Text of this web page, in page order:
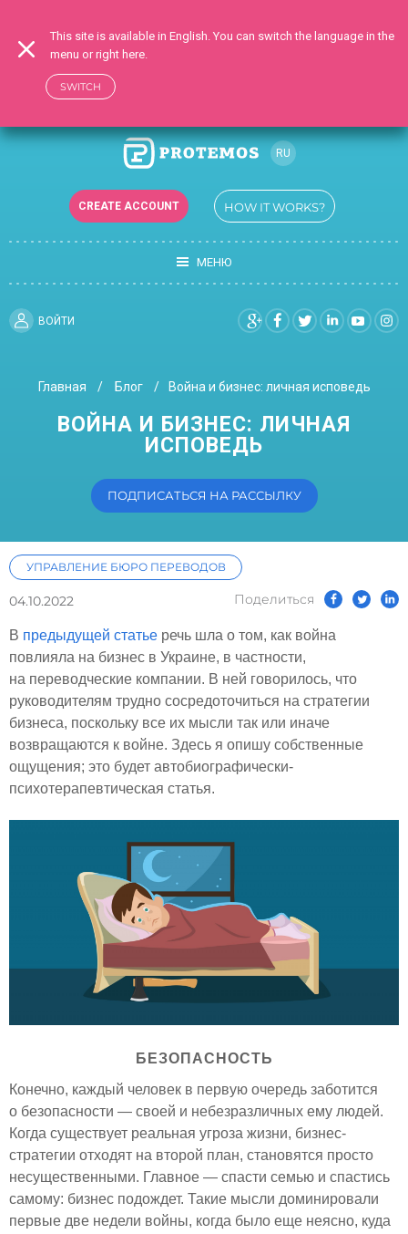
RU
UK
CREATE ACCOUNT HOW IT WORKS?
МЕНЮ
ВОЙТИ
Главная Блог Война и бизнес: личная исповедь
ВОЙНА И БИЗНЕС: ЛИЧНАЯ
ИСПОВЕДЬ
ПОДПИСАТЬСЯ НА РАССЫЛКУ
УПРАВЛЕНИЕ БЮРО ПЕРЕВОДОВ
04.10.2022 Поделиться
В предыдущей статье речь шла о том, как война
повлияла на бизнес в Украине, в частности,
на переводческие компании. В ней говорилось, что
руководителям трудно сосредоточиться на стратегии
бизнеса, поскольку все их мысли так или иначе
возвращаются к войне. Здесь я опишу собственные
ощущения; это будет автобиографически-
психотерапевтическая статья.
БЕЗОПАСНОСТЬ
Конечно, каждый человек в первую очередь заботится
о безопасности — своей и небезразличных ему людей.
Когда существует реальная угроза жизни, бизнес-
стратегии отходят на второй план, становятся просто
несущественными. Главное — спасти семью и спастись
самому: бизнес подождет. Такие мысли доминировали
первые две недели войны, когда было еще неясно, куда
This site is available in English. You can switch the language in the
menu or right here.
SWITCH